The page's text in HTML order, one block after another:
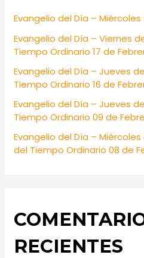
r
:
Evangelio del Día –
Evangelio del Día – Viernes
Tiempo Ordinario 17 de
Evangelio del Día – Jueves
Tiempo Ordinario 16 de
Evangelio del Día – Jueves
Tiempo Ordinario 09 de
Evangelio del Día –
del Tiempo Ordinario 08 de
RECIENTES